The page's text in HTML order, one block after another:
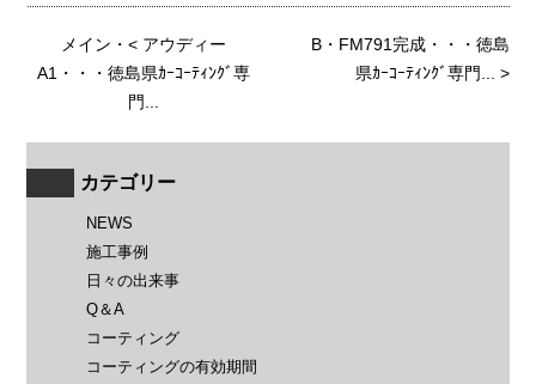
メイン ・< アウディー
A1・・・徳島県ｶｰｺｰﾃｨﾝｸﾞ専
門...
B・FM791完成・・・徳島
県ｶｰｺｰﾃｨﾝｸﾞ専門... >
カテゴリー
NEWS
施工事例
日々の出来事
Q＆A
コーティング
コーティングの有効期間